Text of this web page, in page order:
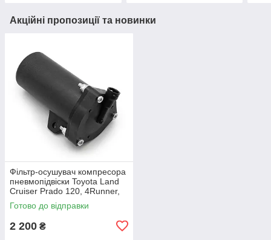
Акційні пропозиції та новинки
Фільтр-осушувач компресора
пневмопідвіски Toyota Land
Cruiser Prado 120, 4Runner,
Lexus GX 470 48950-60020
Готово до відправки
2 200 ₴